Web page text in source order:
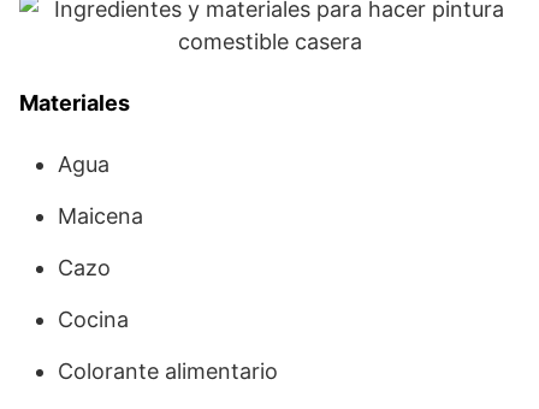
Materiales
Agua
Maicena
Cazo
Cocina
Colorante alimentario